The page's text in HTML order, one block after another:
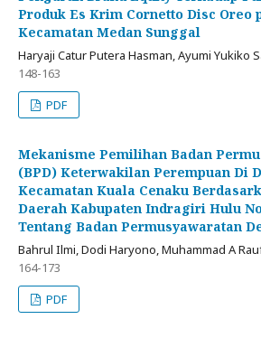
Produk Es Krim Cornetto Disc Oreo
Kecamatan Medan Sunggal
Haryaji Catur Putera Hasman, Ayumi Yukiko
148-163
PDF
Mekanisme Pemilihan Badan
(BPD) Keterwakilan Perempuan Di
Kecamatan Kuala Cenaku
Daerah Kabupaten Indragiri Hulu
Tentang Badan Permusyawaratan
Bahrul Ilmi, Dodi Haryono, Muhammad A
164-173
PDF